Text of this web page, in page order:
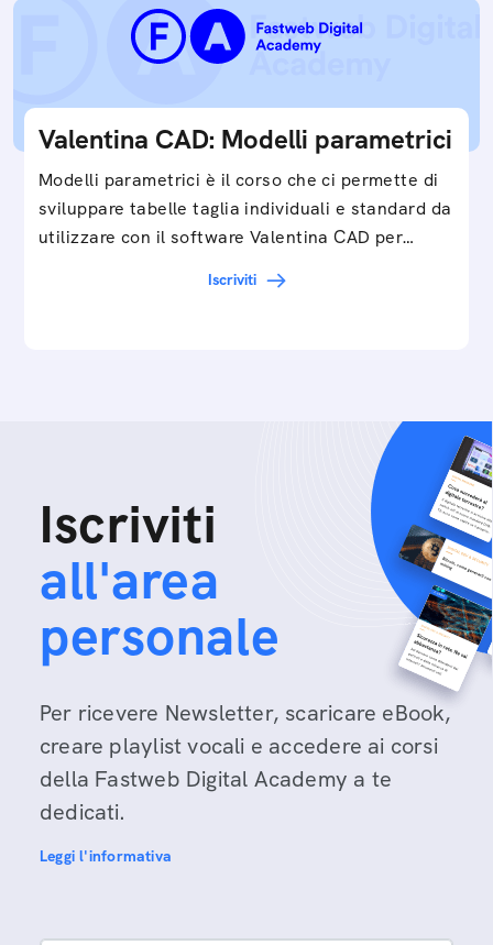
Valentina CAD: Modelli parametrici
Modelli parametrici è il corso che ci permette di
sviluppare tabelle taglia individuali e standard da
utilizzare con il software Valentina CAD per…
Iscriviti
Iscriviti
all'area
personale
Per ricevere Newsletter, scaricare eBook,
creare playlist vocali e accedere ai corsi
della Fastweb Digital Academy a te
dedicati.
Leggi l'informativa